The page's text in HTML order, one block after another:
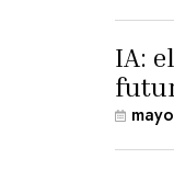
IA: